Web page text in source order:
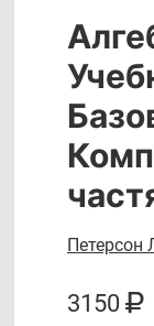
Петерсон
3150